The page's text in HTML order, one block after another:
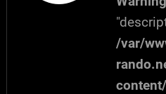
dans 5 secondes…
/var/